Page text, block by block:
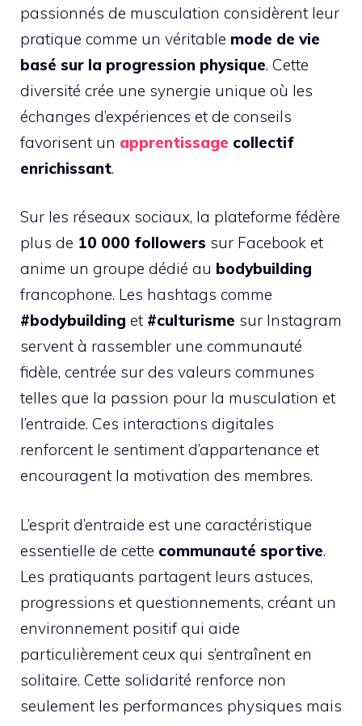
passionnés de musculation considèrent leur
pratique comme un véritable mode de vie
basé sur la progression physique. Cette
diversité crée une synergie unique où les
échanges d’expériences et de conseils
favorisent un apprentissage collectif
enrichissant.
Sur les réseaux sociaux, la plateforme fédère
plus de 10 000 followers sur Facebook et
anime un groupe dédié au bodybuilding
francophone. Les hashtags comme
#bodybuilding et #culturisme sur Instagram
servent à rassembler une communauté
fidèle, centrée sur des valeurs communes
telles que la passion pour la musculation et
l’entraide. Ces interactions digitales
renforcent le sentiment d’appartenance et
encouragent la motivation des membres.
L’esprit d’entraide est une caractéristique
essentielle de cette communauté sportive.
Les pratiquants partagent leurs astuces,
progressions et questionnements, créant un
environnement positif qui aide
particulièrement ceux qui s’entraînent en
solitaire. Cette solidarité renforce non
seulement les performances physiques mais